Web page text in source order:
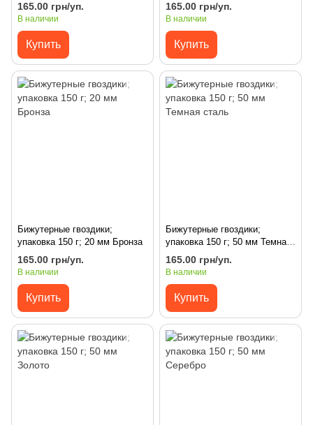
165.00 грн/уп.
В наличии
Купить
165.00 грн/уп.
В наличии
Купить
Бижутерные гвоздики;
упаковка 150 г; 20 мм Бронза
165.00 грн/уп.
В наличии
Купить
Бижутерные гвоздики;
упаковка 150 г; 50 мм Темная
сталь
165.00 грн/уп.
В наличии
Купить